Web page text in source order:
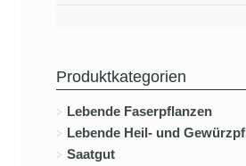
Produktkategorien
Lebende Faserpflanzen
Lebende Heil- und
Saatgut